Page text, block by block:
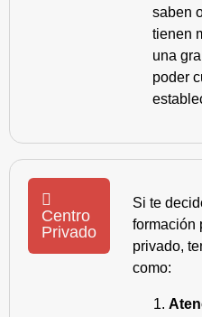
saben
tienen
una
poder
Centro
Privado
Si te
formación
privado,
como: